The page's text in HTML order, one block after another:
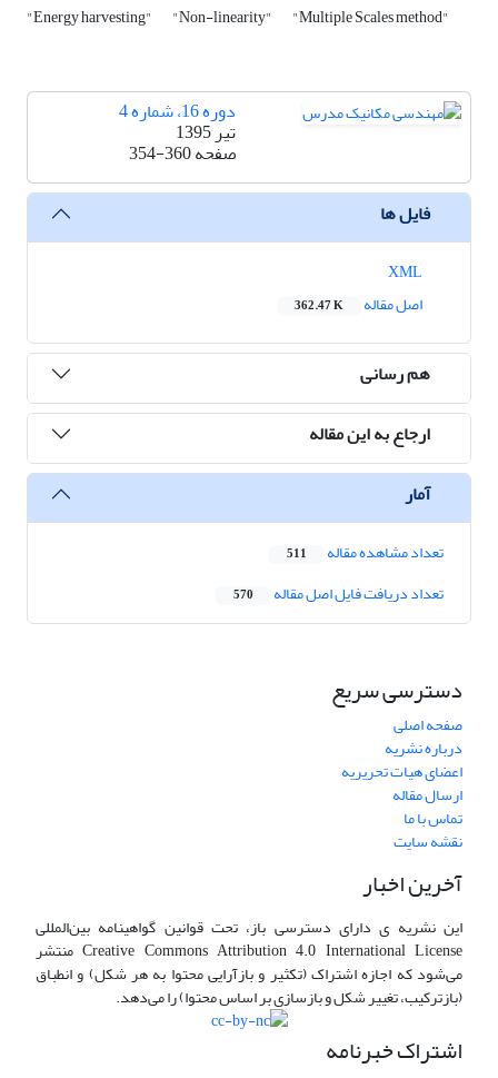
"Energy harvesting" "Non-linearity" "Multiple Scales method"
دوره 16، شماره 4
تیر 1395
صفحه354-360
فایل ها
اصل مقاله
362.47 K
هم رسانی
ارجاع به این مقاله
آمار
تعداد مشاهده مقاله 511
تعداد دریافت فایل اصل مقاله 570
دسترسی سریع
صفحه اصلی
درباره نشریه
اعضای هیات تحریریه
ارسال مقاله
تماس با ما
نقشه سایت
آخرین اخبار
این نشریه ی دارای دسترسی باز، تحت قوانین گواهینامه بین‌المللی
Creative Commons Attribution 4.0 International License منتشر
می‌شود که اجازه اشتراک (تکثیر و بازآرایی محتوا به هر شکل) و انطباق
(بازترکیب، تغییر شکل و بازسازی بر اساس محتوا) را می‌دهد.
اشتراک خبرنامه